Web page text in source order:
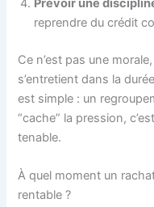
Prévoir une
reprendre du crédit
Ce n’est pas une
s’entretient dans la
est simple : un
“cache” la pression,
tenable.
À quel moment un
rentable ?